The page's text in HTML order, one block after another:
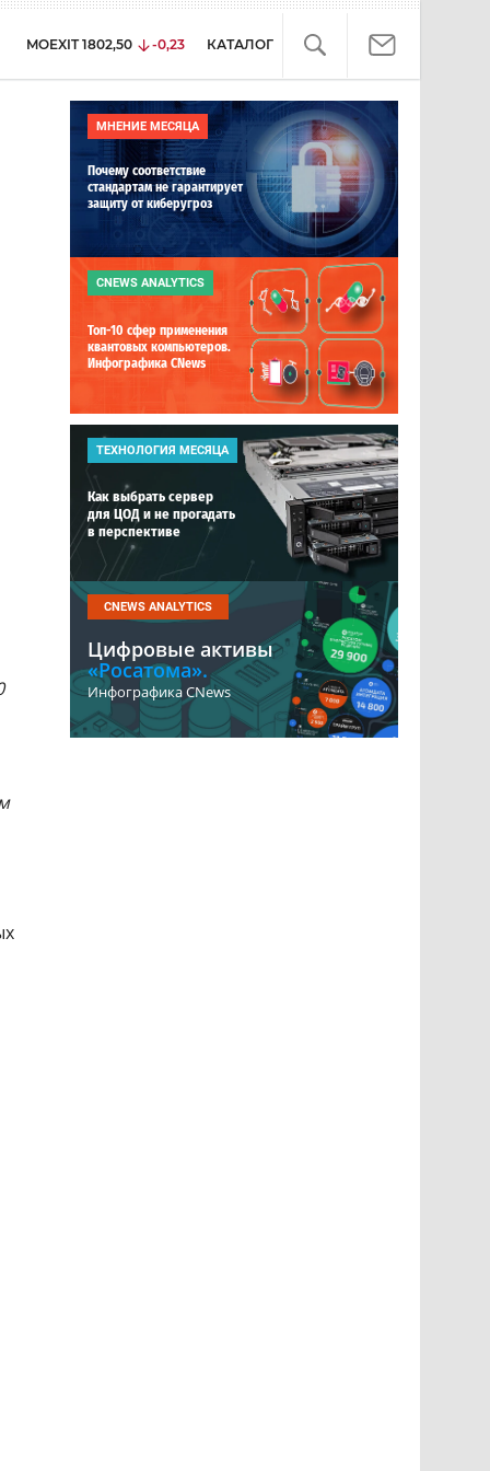
MOEXIT 1802,50 -0,23 КАТАЛОГ
МНЕНИЕ МЕСЯЦА
Почему соответствие
стандартам не гарантирует
защиту от киберугроз
CNEWS ANALYTICS
Топ-10 сфер применения
квантовых компьютеров.
Инфографика CNews
ТЕХНОЛОГИЯ МЕСЯЦА
Как выбрать сервер
для ЦОД и не прогадать
в перспективе
CNEWS ANALYTICS
Цифровые активы
«Росатома».
Инфографика CNews